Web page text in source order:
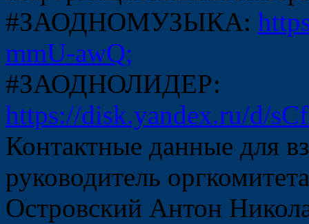
#ЗАОДНОМУЗЫКА:
mmU-awQ;
#ЗАОДНОЛИДЕР:
https://disk.yandex.ru/d/
Контактные данные для
руководитель
Островский Антон